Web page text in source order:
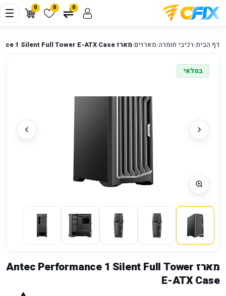
0 0 0
דף הבית‹רכיבי חומרה‹מארזים‹מארז Antec Performance 1 Silent Full Tower E-ATX Case
במלאי
מארז Antec Performance 1 Silent Full Tower
E-ATX Case